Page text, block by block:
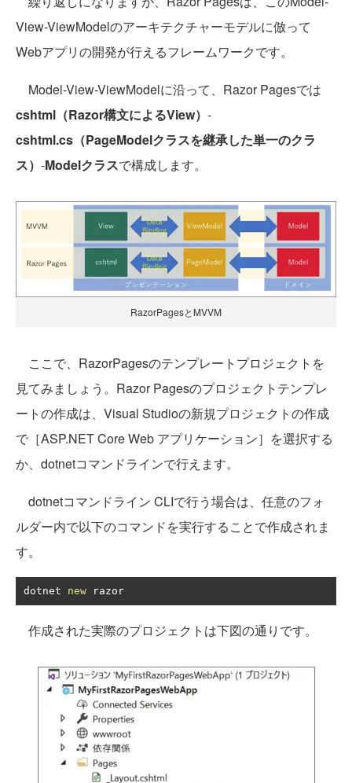
View-ViewModelのアーキテクチャーモデルに倣って
Webアプリの開発が行えるフレームワークです。
Model-View-ViewModelに沿って、Razor Pagesでは
cshtml（Razor構文によるView） -
cshtml.cs（PageModelクラスを継承した単一のクラ
ス） -Modelクラスで構成します。
RazorPagesとMVVM
ここで、RazorPagesのテンプレートプロジェクトを
見てみましょう。Razor Pagesのプロジェクトテンプレ
ートの作成は、Visual Studioの新規プロジェクトの作成
で［ASP.NET Core Web アプリケーション］を選択する
か、dotnetコマンドラインで行えます。
dotnetコマンドライン CLIで行う場合は、任意のフォ
ルダー内で以下のコマンドを実行することで作成されま
す。
dotnet new razor
作成された実際のプロジェクトは下図の通りです。